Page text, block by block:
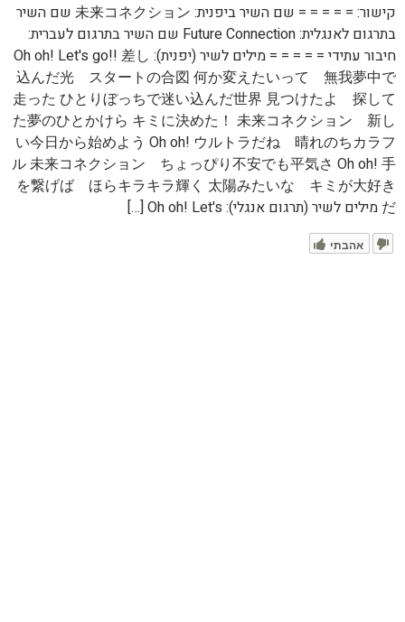
קישור: = = = = = שם השיר ביפנית: 未来コネクション שם השיר
בתרגום לאנגלית: Future Connection שם השיר בתרגום לעברית:
חיבור עתידי = = = = = מילים לשיר (יפנית): Oh oh! Let's go!! 差し
込んだ光 スタートの合図 何か変えたいって 無我夢中で
走った ひとりぼっちで迷い込んだ世界 見つけたよ 探して
た夢のひとかけら キミに決めた！ 未来コネクション 新し
い今日から始めよう Oh oh! ウルトラだね 晴れのちカラフ
ル 未来コネクション ちょっぴり不安でも平気さ Oh oh! 手
を繋げば ほらキラキラ輝く 太陽みたいな キミが大好き
だ מילים לשיר (תרגום אנגלי): Oh oh! Let's […]
אהבתי